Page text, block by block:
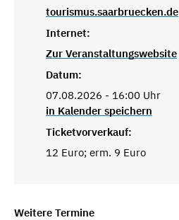
tourismus.saarbruecken.de
Internet:
Zur Veranstaltungswebsite
Datum:
07.08.2026 - 16:00 Uhr
in Kalender speichern
Ticketvorverkauf:
12 Euro; erm. 9 Euro
Weitere Termine